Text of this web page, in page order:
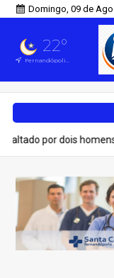
Domingo, 09 de
22°
Fernandópolis, SP
dois homens em Rio